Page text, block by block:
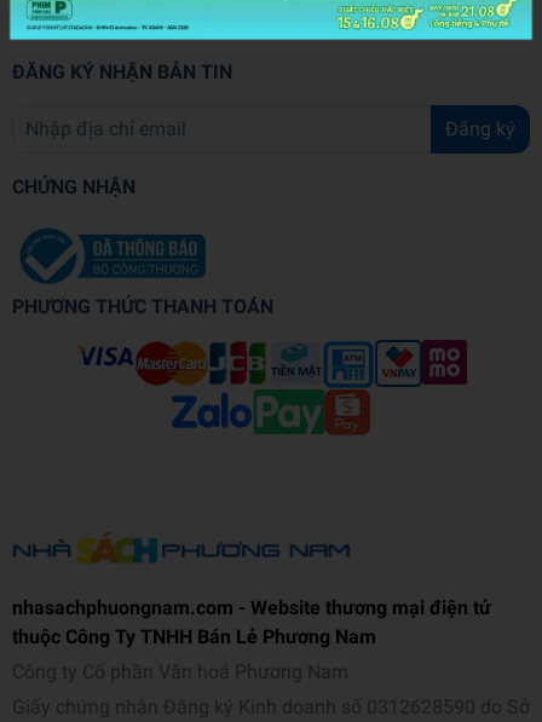
ĐĂNG KÝ NHẬN BẢN TIN
Đăng ký
CHỨNG NHẬN
PHƯƠNG THỨC THANH TOÁN
nhasachphuongnam.com - Website thương mại điện tử
thuộc Công Ty TNHH Bán Lẻ Phương Nam
Công ty Cổ phần Văn hoá Phương Nam
Giấy chứng nhận Đăng ký Kinh doanh số 0312628590 do Sở